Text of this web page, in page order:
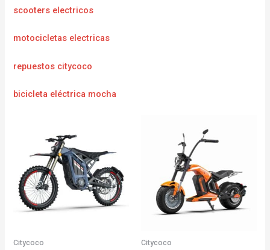
scooters electricos
motocicletas electricas
repuestos citycoco
bicicleta eléctrica mocha
Citycoco Citycoco